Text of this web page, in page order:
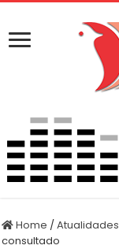
Home /Atualidades
consultado